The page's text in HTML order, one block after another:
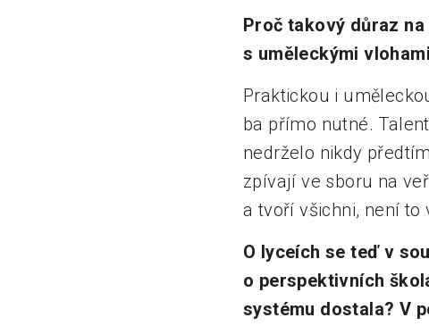
Proč takový důraz
s uměleckými
Praktickou i
ba přímo nutné.
nedrželo nikdy
zpívají ve sboru na
a tvoří všichni, není to
O lyceích se teď v
o perspektivních
systému dostala? V